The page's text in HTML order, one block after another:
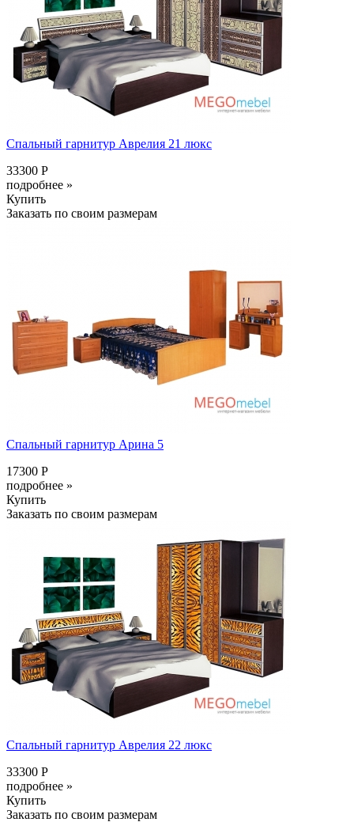
Спальный гарнитур Аврелия 21 люкс
33300 Р
подробнее »
Купить
Заказать по своим размерам
Спальный гарнитур Арина 5
17300 Р
подробнее »
Купить
Заказать по своим размерам
Спальный гарнитур Аврелия 22 люкс
33300 Р
подробнее »
Купить
Заказать по своим размерам